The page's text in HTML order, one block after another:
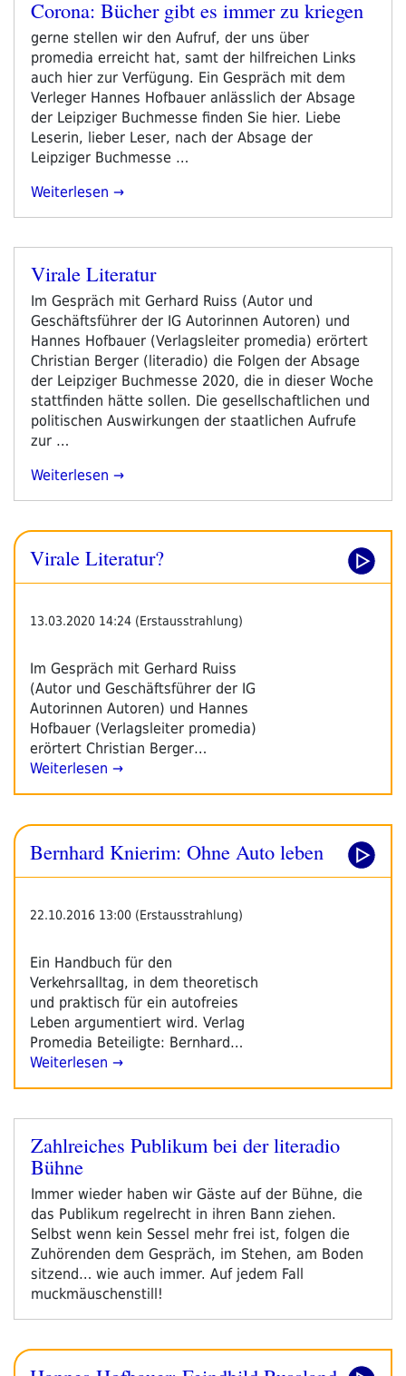
Märtyrers“
Veröffentlicht
Corona: Bücher gibt es immer zu kriegen
gerne stellen wir den Aufruf, der uns über
promedia erreicht hat, samt der hilfreichen Links
auch hier zur Verfügung. Ein Gespräch mit dem
Verleger Hannes Hofbauer anlässlich der Absage
der Leipziger Buchmesse finden Sie hier. Liebe
Leserin, lieber Leser, nach der Absage der
Leipziger Buchmesse …
„Corona:
Es
Immer
Kriegen“
Weiterlesen
Veröffentlicht
Virale Literatur
Im Gespräch mit Gerhard Ruiss (Autor und
Geschäftsführer der IG Autorinnen Autoren) und
Hannes Hofbauer (Verlagsleiter promedia) erörtert
Christian Berger (literadio) die Folgen der Absage
der Leipziger Buchmesse 2020, die in dieser Woche
stattfinden hätte sollen. Die gesellschaftlichen und
politischen Auswirkungen der staatlichen Aufrufe
zur …
„Virale
Weiterlesen
Virale Literatur?
13.03.2020 14:24 (Erstausstrahlung)
Im Gespräch mit Gerhard Ruiss
(Autor und Geschäftsführer der IG
Autorinnen Autoren) und Hannes
Hofbauer (Verlagsleiter promedia)
erörtert Christian Berger…
Weiterlesen →
Bernhard Knierim: Ohne Auto leben
22.10.2016 13:00 (Erstausstrahlung)
Ein Handbuch für den
Verkehrsalltag, in dem theoretisch
und praktisch für ein autofreies
Leben argumentiert wird. Verlag
Promedia Beteiligte: Bernhard…
Weiterlesen →
Veröffentlicht
am
Zahlreiches Publikum bei der literadio
Bühne
Immer wieder haben wir Gäste auf der Bühne, die
das Publikum regelrecht in ihren Bann ziehen.
Selbst wenn kein Sessel mehr frei ist, folgen die
Zuhörenden dem Gespräch, im Stehen, am Boden
sitzend… wie auch immer. Auf jedem Fall
muckmäuschenstill!